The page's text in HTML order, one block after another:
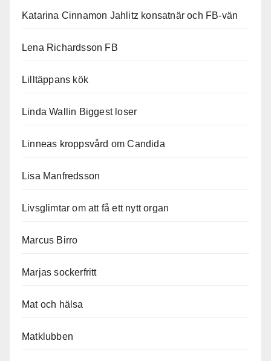
Katarina Cinnamon Jahlitz konsatnär och FB-vän
Lena Richardsson FB
Lilltäppans kök
Linda Wallin Biggest loser
Linneas kroppsvård om Candida
Lisa Manfredsson
Livsglimtar om att få ett nytt organ
Marcus Birro
Marjas sockerfritt
Mat och hälsa
Matklubben